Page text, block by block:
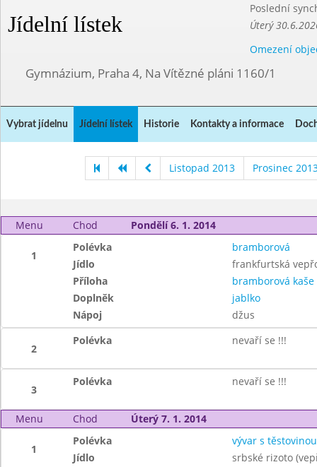
Jídelní lístek
Poslední
Úterý
Omezení
Gymnázium, Praha 4, Na Vítězné pláni 1160/1
Vybrat jídelnu Jídelní lístek Historie Kontakty a informace
Listopad 2013 Prosinec
Menu Chod Pondělí 6. 1. 2014
1
Polévka
bramborová
Jídlo
frankfurtská
Příloha
bramborová kaše
Doplněk
jablko
Nápoj
džus
2
Polévka nevaří se !!!
3
Polévka nevaří se !!!
Menu Chod Úterý 7. 1. 2014
1
Polévka
vývar s těstovinou
Jídlo
srbské rizoto